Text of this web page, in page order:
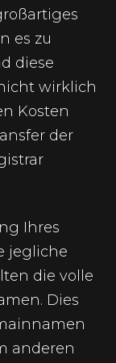
es zu
diese
wirklich
Kosten
der
Ihres
jegliche
die volle
Dies
anderen